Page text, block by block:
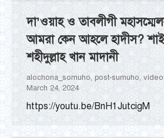
দা’ওয়াহ ও তাবলীগী
আমরা কেন আহলে হাদীস?
শহীদুল্লাহ খান মাদানী
alochona_somuho, post-sumuho,
March 24, 2024
https://youtu.be/BnH1JutcigM